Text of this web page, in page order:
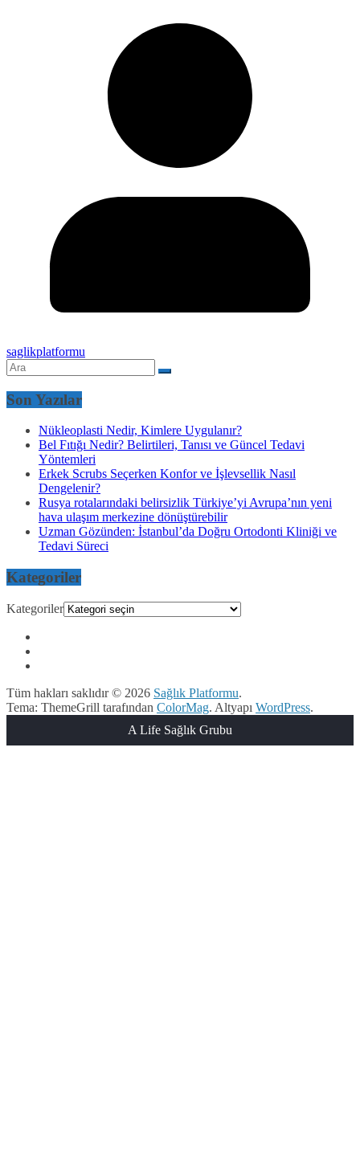
saglikplatformu
Son Yazılar
Nükleoplasti Nedir, Kimlere Uygulanır?
Bel Fıtığı Nedir? Belirtileri, Tanısı ve Güncel Tedavi
Yöntemleri
Erkek Scrubs Seçerken Konfor ve İşlevsellik Nasıl
Dengelenir?
Rusya rotalarındaki belirsizlik Türkiye’yi Avrupa’nın yeni
hava ulaşım merkezine dönüştürebilir
Uzman Gözünden: İstanbul’da Doğru Ortodonti Kliniği ve
Tedavi Süreci
Kategoriler
Kategoriler
Tüm hakları saklıdır © 2026 Sağlık Platformu.
Tema: ThemeGrill tarafından ColorMag. Altyapı WordPress.
A Life Sağlık Grubu